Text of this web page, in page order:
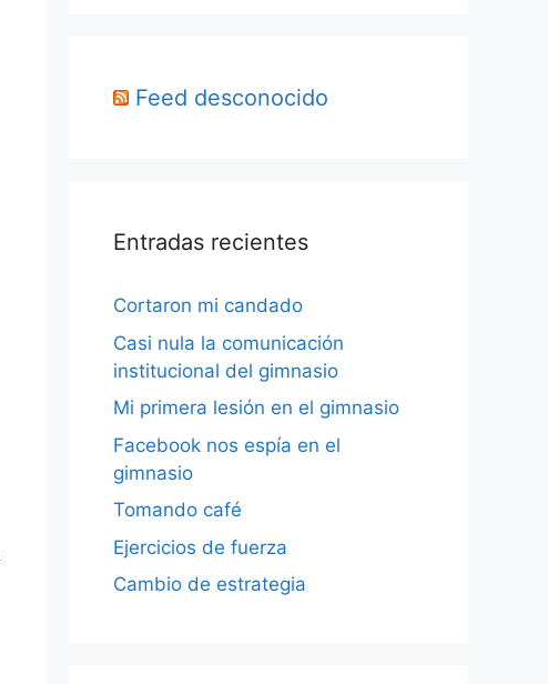
Feed desconocido
Entradas recientes
Cortaron mi candado
Casi nula la comunicación
institucional del gimnasio
Mi primera lesión en el gimnasio
Facebook nos espía en el
gimnasio
Tomando café
Ejercicios de fuerza
Cambio de estrategia